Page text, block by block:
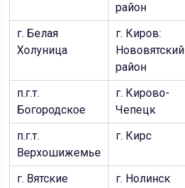
район
г. Белая
Холуница
г. Киров:
Нововятский
район
п.г.т.
Богородское
г. Кирово-
Чепецк
п.г.т.
Верхошижемье
г. Кирс
г. Вятские
г. Нолинск